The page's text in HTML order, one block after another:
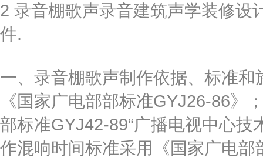
2 录音棚歌声录音建筑声学装修设
件.
一、录音棚歌声制作依据、标准
《国家广电部部标准GYJ26-86》
部标准GYJ42-89“广播电视中心技
作混响时间标准采用《国家广电